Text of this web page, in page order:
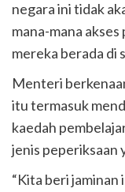
negara ini tidak
mana-mana
mereka berada di
Menteri
itu termasuk
kaedah
jenis peperiksaan
“Kita beri jaminan